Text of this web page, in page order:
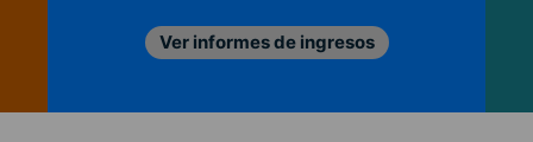
Ver informes de ingresos